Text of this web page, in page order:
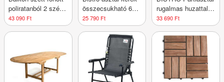
poliratanból 2 szék
és asztal
43 090 Ft
összecsukható 60
cm
25 790 Ft
rugalmas huzattal
világosszürke
33 690 Ft